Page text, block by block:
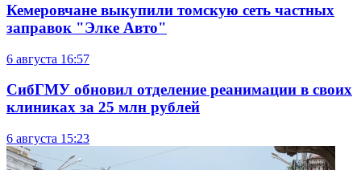
Кемеровчане выкупили томскую сеть частных
заправок "Элке Авто"
6 августа 16:57
СибГМУ обновил отделение реанимации в своих
клиниках за 25 млн рублей
6 августа 15:23